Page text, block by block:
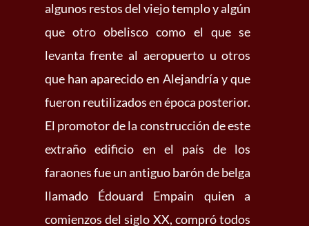
algunos restos del viejo templo y algún
que otro obelisco como el que se
levanta frente al aeropuerto u otros
que han aparecido en Alejandría y que
fueron reutilizados en época posterior.
El promotor de la construcción de este
extraño edificio en el país de los
faraones fue un antiguo barón de belga
llamado Édouard Empain quien a
comienzos del siglo XX, compró todos